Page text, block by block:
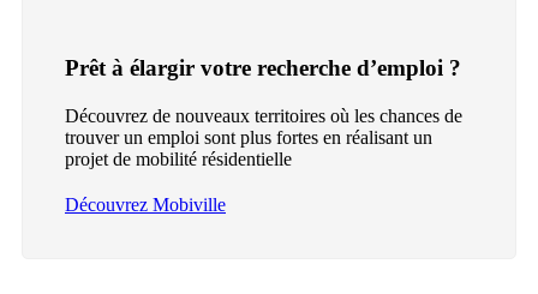
Prêt à élargir votre recherche d’emploi ?
Découvrez de nouveaux territoires où les chances de
trouver un emploi sont plus fortes en réalisant un
projet de mobilité résidentielle
Découvrez Mobiville